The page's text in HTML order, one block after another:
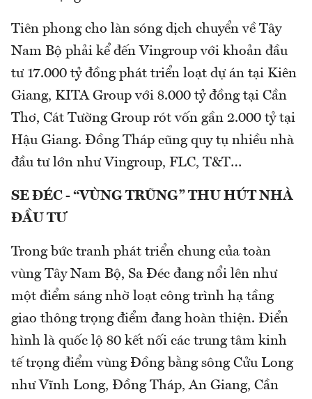
Tiên phong cho làn sóng dịch chuyển về Tây
Nam Bộ phải kể đến Vingroup với khoản đầu
tư 17.000 tỷ đồng phát triển loạt dự án tại Kiên
Giang, KITA Group với 8.000 tỷ đồng tại Cần
Thơ, Cát Tường Group rót vốn gần 2.000 tỷ tại
Hậu Giang. Đồng Tháp cũng quy tụ nhiều nhà
đầu tư lớn như Vingroup, FLC, T&T…
SE ĐÉC - “VÙNG TRŨNG” THU HÚT NHÀ
ĐẦU TƯ
Trong bức tranh phát triển chung của toàn
vùng Tây Nam Bộ, Sa Đéc đang nổi lên như
một điểm sáng nhờ loạt công trình hạ tầng
giao thông trọng điểm đang hoàn thiện. Điển
hình là quốc lộ 80 kết nối các trung tâm kinh
tế trọng điểm vùng Đồng bằng sông Cửu Long
như Vĩnh Long, Đồng Tháp, An Giang, Cần